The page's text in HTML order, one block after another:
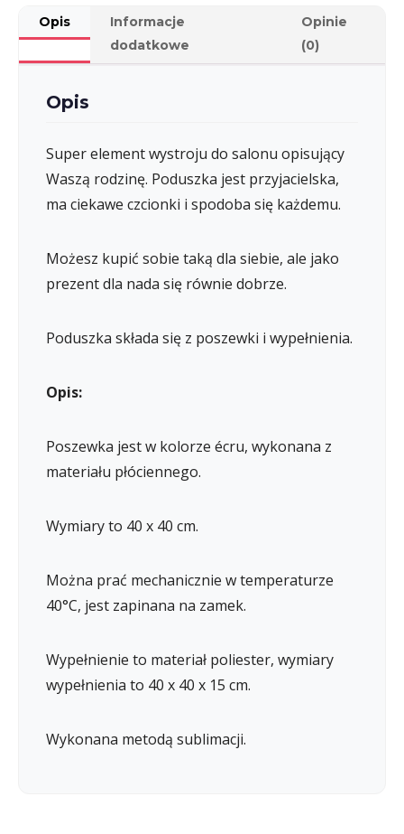
Opis
Informacje
dodatkowe
Opinie
(0)
Opis
Super element wystroju do salonu opisujący
Waszą rodzinę. Poduszka jest przyjacielska,
ma ciekawe czcionki i spodoba się każdemu.
Możesz kupić sobie taką dla siebie, ale jako
prezent dla nada się równie dobrze.
Poduszka składa się z poszewki i wypełnienia.
Opis:
Poszewka jest w kolorze écru, wykonana z
materiału płóciennego.
Wymiary to 40 x 40 cm.
Można prać mechanicznie w temperaturze
40°C, jest zapinana na zamek.
Wypełnienie to materiał poliester, wymiary
wypełnienia to 40 x 40 x 15 cm.
Wykonana metodą sublimacji.